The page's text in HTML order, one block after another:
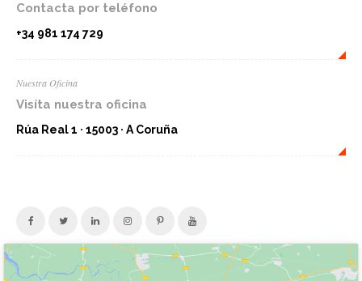
Contacta por teléfono
+34 981 174 729
Nuestra Oficina
Visíta nuestra oficina
Rúa Real 1 · 15003 · A Coruña